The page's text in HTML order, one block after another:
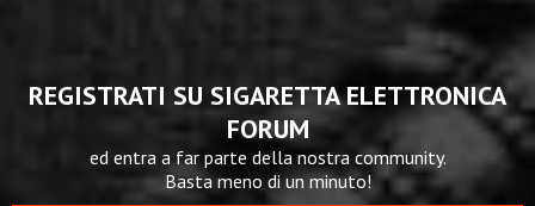
REGISTRATI SU SIGARETTA ELETTRONICA
FORUM
ed entra a far parte della nostra community.
Basta meno di un minuto!